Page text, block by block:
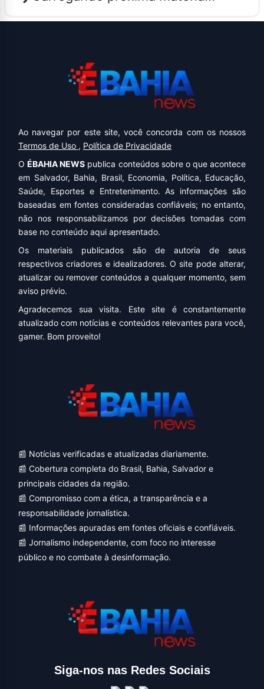
Ao navegar por este site, você concorda com os nossos
Termos de Uso , Política de Privacidade
OÉBAHIA NEWS publica conteúdos sobre o que acontece
em Salvador, Bahia, Brasil, Economia, Política, Educação,
Saúde, Esportes e Entretenimento. As informações são
baseadas em fontes consideradas confiáveis; no entanto,
não nos responsabilizamos por decisões tomadas com
base no conteúdo aqui apresentado.
Os materiais publicados são de autoria de seus
respectivos criadores e idealizadores. O site pode alterar,
atualizar ou remover conteúdos a qualquer momento, sem
aviso prévio.
Agradecemos sua visita. Este site é constantemente
atualizado com notícias e conteúdos relevantes para você,
gamer. Bom proveito!
📰 Notícias verificadas e atualizadas diariamente.
📰 Cobertura completa do Brasil, Bahia, Salvador e
principais cidades da região.
📰 Compromisso com a ética, a transparência e a
responsabilidade jornalística.
📰 Informações apuradas em fontes oficiais e confiáveis.
📰 Jornalismo independente, com foco no interesse
público e no combate à desinformação.
Siga-nos nas Redes Sociais